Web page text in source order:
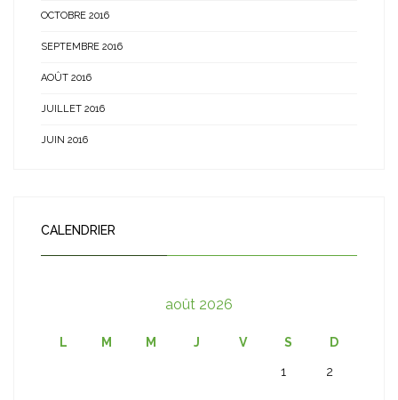
OCTOBRE 2016
SEPTEMBRE 2016
AOÛT 2016
JUILLET 2016
JUIN 2016
CALENDRIER
août 2026
L M M J V S D
1 2